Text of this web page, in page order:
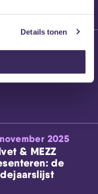
Details tonen
Blog: Ão
2025
& MEZZ
de